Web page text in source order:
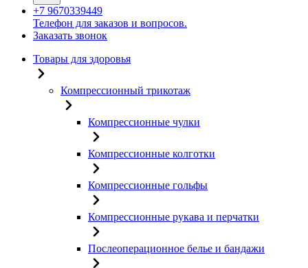
+7 9670339449
Телефон для заказов и вопросов.
Заказать звонок
Товары для здоровья
Компрессионный трикотаж
Компрессионные чулки
Компрессионные колготки
Компрессионные гольфы
Компрессионные рукава и перчатки
Послеоперационное белье и бандажи